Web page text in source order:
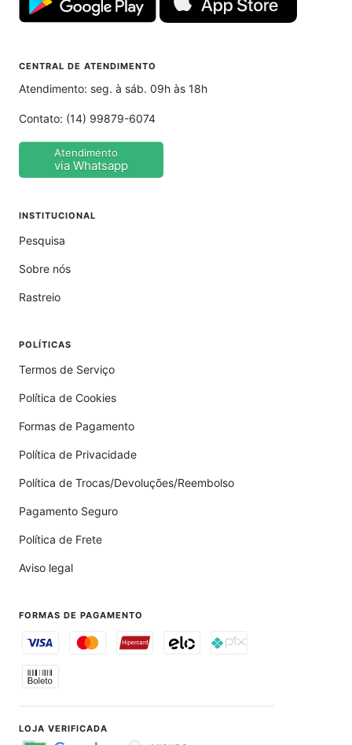
CENTRAL DE ATENDIMENTO
Atendimento: seg. à sáb. 09h às 18h
Contato: (14) 99879-6074
Atendimento
via Whatsapp
INSTITUCIONAL
Pesquisa
Sobre nós
Rastreio
POLÍTICAS
Termos de Serviço
Política de Cookies
Formas de Pagamento
Política de Privacidade
Política de Trocas/Devoluções/Reembolso
Pagamento Seguro
Política de Frete
Aviso legal
FORMAS DE PAGAMENTO
LOJA VERIFICADA